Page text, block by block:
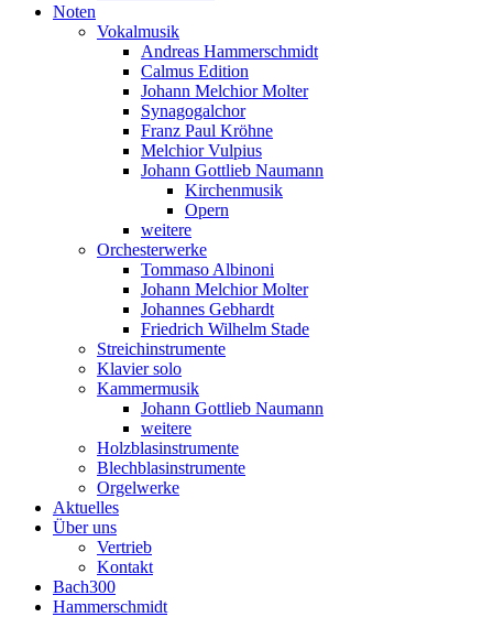
Noten
Vokalmusik
Andreas Hammerschmidt
Calmus Edition
Johann Melchior Molter
Synagogalchor
Franz Paul Kröhne
Melchior Vulpius
Johann Gottlieb Naumann
Kirchenmusik
Opern
weitere
Orchesterwerke
Tommaso Albinoni
Johann Melchior Molter
Johannes Gebhardt
Friedrich Wilhelm Stade
Streichinstrumente
Klavier solo
Kammermusik
Johann Gottlieb Naumann
weitere
Holzblasinstrumente
Blechblasinstrumente
Orgelwerke
Aktuelles
Über uns
Vertrieb
Kontakt
Bach300
Hammerschmidt